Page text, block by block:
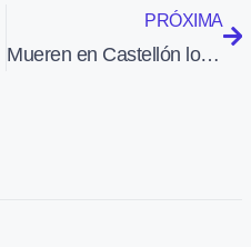
PRÓXIMA
Mueren en Castellón los dos ocupantes de un Air Tractor de Avialsa cuando apagaban un incendio